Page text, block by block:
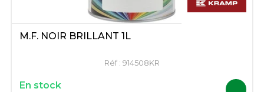
M.F. NOIR BRILLANT 1L
Réf : 914508KR
En stock